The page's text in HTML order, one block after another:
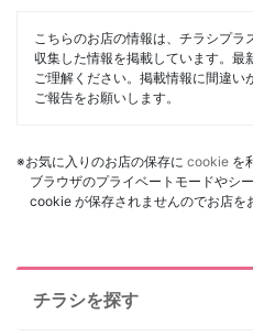
こちらのお店の情報は、チラシプ
収集した情報を掲載しています。最
ご理解ください。掲載情報に間違い
ご報告をお願いします。
※お気に入りのお店の保存に cookie を
ブラウザのプライベートモードやシ
cookie が保存されませんのでお店を
チラシを探す